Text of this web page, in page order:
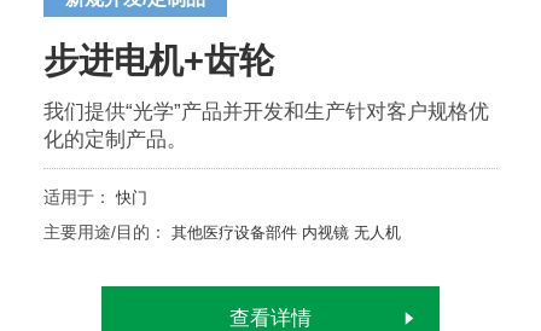
步进电机+齿轮
我们提供“光学”产品并开发和生产针对客户规格优
化的定制产品。
适用于：快门
主要用途/目的： 其他医疗设备部件 内视镜 无人机
查看详情